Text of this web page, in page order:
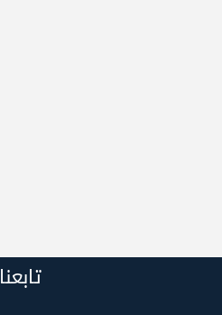
تابعنا